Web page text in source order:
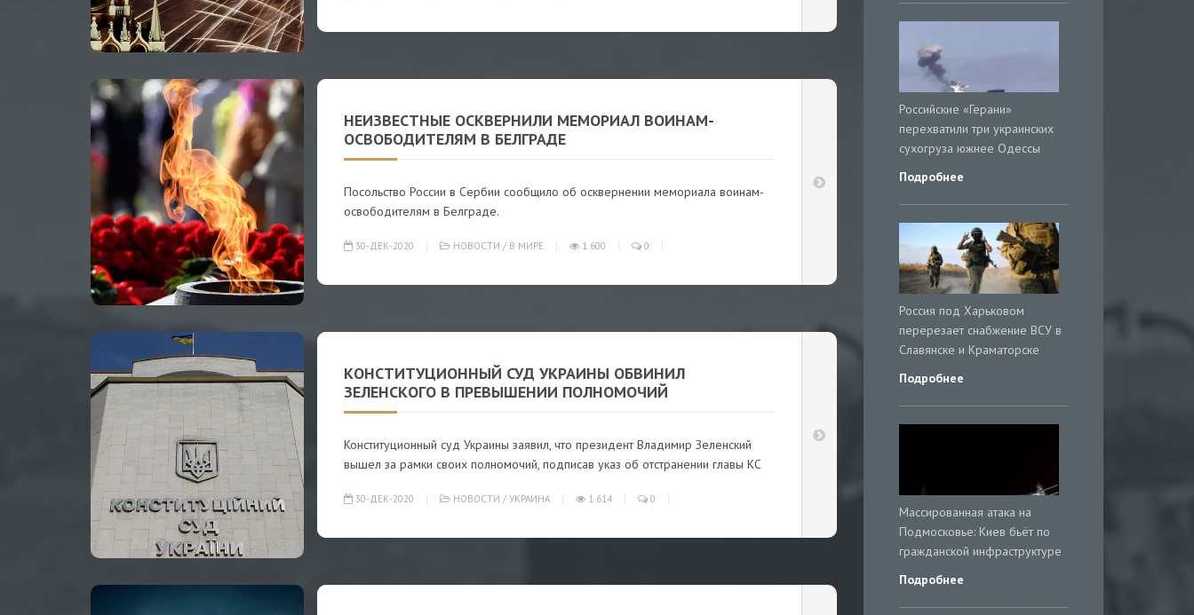
НЕИЗВЕСТНЫЕ ОСКВЕРНИЛИ МЕМОРИАЛ ВОИНАМ-
ОСВОБОДИТЕЛЯМ В БЕЛГРАДЕ
Посольство России в Сербии сообщило об осквернении мемориала воинам-
освободителям в Белграде.
30-ДЕК-2020 НОВОСТИ / В МИРЕ 1 600 0
КОНСТИТУЦИОННЫЙ СУД УКРАИНЫ ОБВИНИЛ
ЗЕЛЕНСКОГО В ПРЕВЫШЕНИИ ПОЛНОМОЧИЙ
Конституционный суд Украины заявил, что президент Владимир Зеленский
вышел за рамки своих полномочий, подписав указ об отстранении главы КС
30-ДЕК-2020 НОВОСТИ / УКРАИНА 1 614 0
Российские «Герани»
перехватили три украинских
сухогруза южнее Одессы
Подробнее
Россия под Харьковом
перерезает снабжение ВСУ в
Славянске и Краматорске
Подробнее
Массированная атака на
Подмосковье: Киев бьёт по
гражданской инфраструктуре
Подробнее